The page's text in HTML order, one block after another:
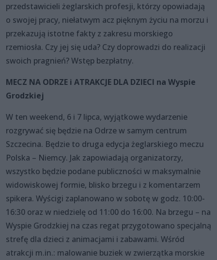
przedstawicieli żeglarskich profesji, którzy opowiadają
o swojej pracy, niełatwym acz pięknym życiu na morzu i
przekazują istotne fakty z zakresu morskiego
rzemiosła. Czy jej się uda? Czy doprowadzi do realizacji
swoich pragnień? Wstęp bezpłatny.
MECZ NA ODRZE i ATRAKCJE DLA DZIECI na Wyspie
Grodzkiej
W ten weekend, 6 i 7 lipca, wyjątkowe wydarzenie
rozgrywać się będzie na Odrze w samym centrum
Szczecina. Będzie to druga edycja żeglarskiego meczu
Polska – Niemcy. Jak zapowiadają organizatorzy,
wszystko będzie podane publiczności w maksymalnie
widowiskowej formie, blisko brzegu i z komentarzem
spikera. Wyścigi zaplanowano w sobotę w godz. 10:00-
16:30 oraz w niedzielę od 11:00 do 16:00. Na brzegu – na
Wyspie Grodzkiej na czas regat przygotowano specjalną
strefę dla dzieci z animacjami i zabawami. Wśród
atrakcji m.in.: malowanie buziek w zwierzątka morskie